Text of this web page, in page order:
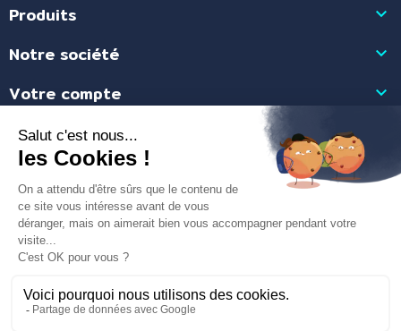
Produits 
Notre société 
Votre compte 
Informations
Marchand approuvé par la Société des Avis Garantis,cliquez ici pour
vérifier.